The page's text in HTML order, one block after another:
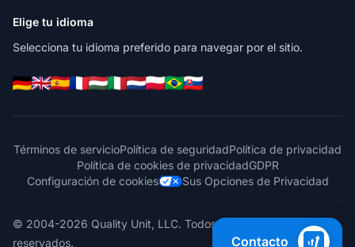
Elige tu idioma
Selecciona tu idioma preferido para navegar por el sitio.
Términos de servicioPolítica de seguridadPolítica de privacidad
Política de cookies de privacidadGDPR
Configuración de cookies
Sus Opciones de Privacidad
© 2004-2026 Quality Unit, LLC. Todos los derechos
reservados.
Contacto